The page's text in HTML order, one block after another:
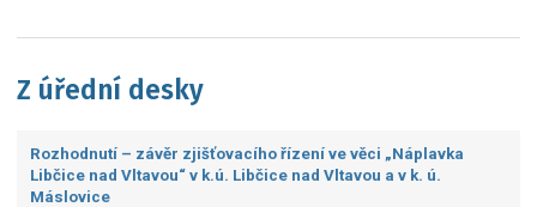
Z úřední desky
Rozhodnutí – závěr zjišťovacího řízení ve věci „Náplavka
Libčice nad Vltavou“ v k.ú. Libčice nad Vltavou a v k. ú.
Máslovice